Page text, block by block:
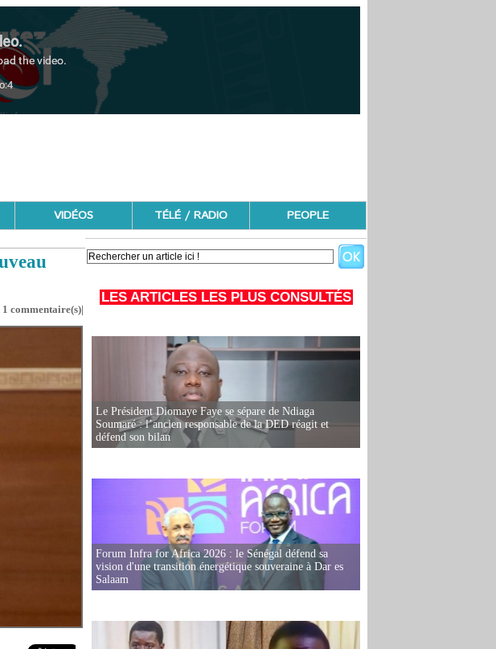
VIDÉOS TÉLÉ / RADIO PEOPLE
1 commentaire(s)|
LES ARTICLES LES PLUS CONSULTÉS
Le Président Diomaye Faye se sépare de Ndiaga
Soumaré : l’ancien responsable de la DED réagit et
défend son bilan
Forum Infra for Africa 2026 : le Sénégal défend sa
vision d'une transition énergétique souveraine à Dar es
Salaam